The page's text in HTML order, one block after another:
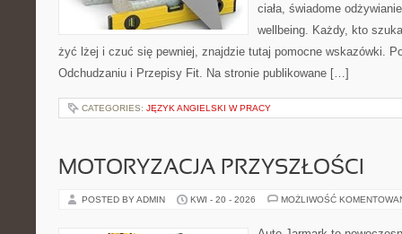
ciała, świadome
wellbeing. Każdy, kto
żyć lżej i czuć się pewniej, znajdzie tutaj pomocne wskazówki.
Odchudzaniu i Przepisy Fit. Na stronie publikowane […]
CATEGORIES: JĘZYK ANGIELSKI W PRACY
MOTORYZACJA PRZYSZŁOŚCI
POSTED BY ADMIN KWI - 20 - 2026 MOŻLIWOŚĆ